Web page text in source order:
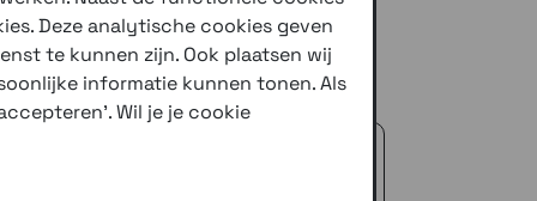
Deze analytische cookies geven
te kunnen zijn. Ook plaatsen wij
informatie kunnen tonen. Als
Wil je je cookie